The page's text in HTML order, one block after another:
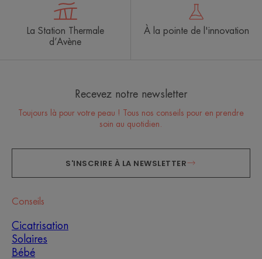
La Station Thermale
d’Avène
À la pointe de l'innovation
Recevez notre newsletter
Toujours là pour votre peau ! Tous nos conseils pour en prendre
soin au quotidien.
S'INSCRIRE À LA NEWSLETTER
Conseils
Cicatrisation
Solaires
Bébé